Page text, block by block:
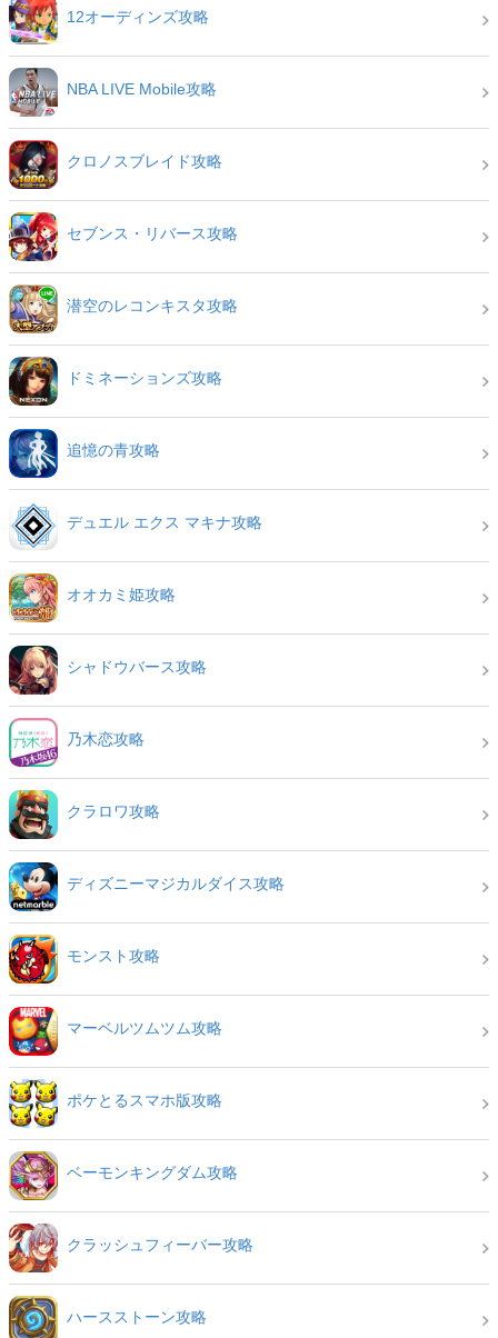
12オーディンズ攻略
NBA LIVE Mobile攻略
クロノスブレイド攻略
セブンス・リバース攻略
潜空のレコンキスタ攻略
ドミネーションズ攻略
追憶の青攻略
デュエル エクス マキナ攻略
オオカミ姫攻略
シャドウバース攻略
乃木恋攻略
クラロワ攻略
ディズニーマジカルダイス攻略
モンスト攻略
マーベルツムツム攻略
ポケとるスマホ版攻略
ベーモンキングダム攻略
クラッシュフィーバー攻略
ハースストーン攻略